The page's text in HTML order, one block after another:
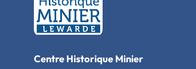
Centre Historique Minier